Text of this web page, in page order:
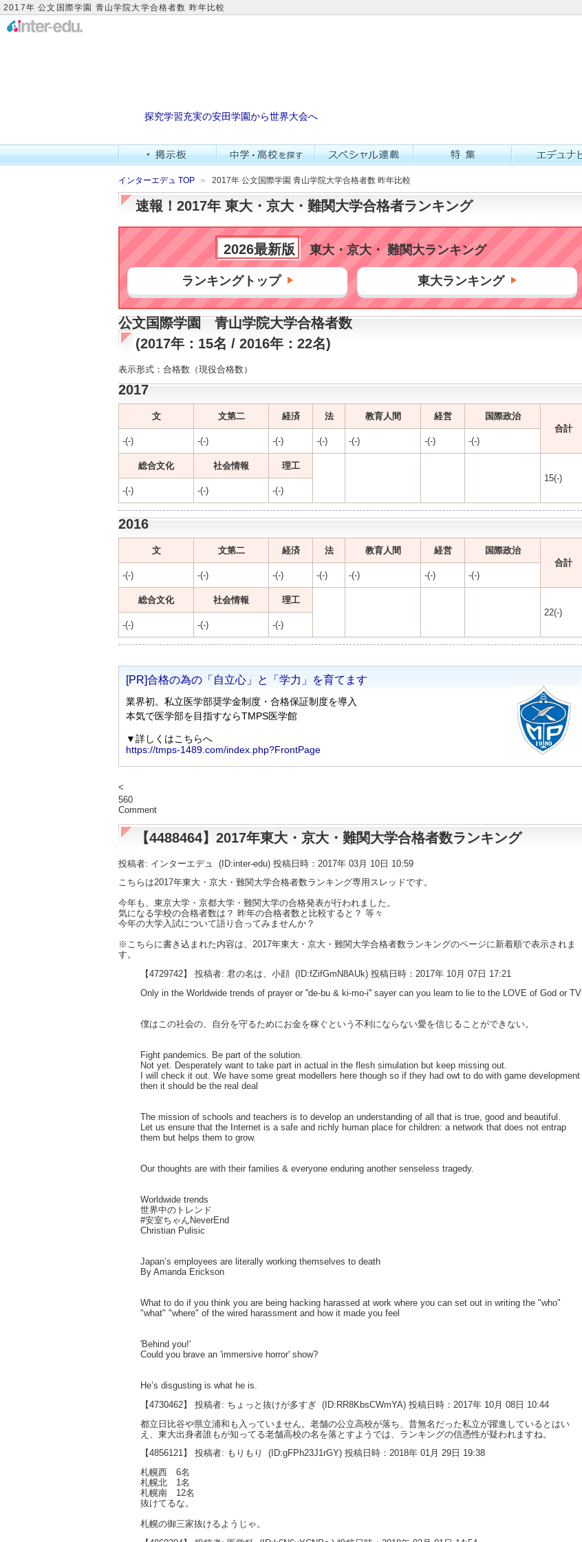
2017年 公文国際学園 青山学院大学合格者数 昨年比較
探究学習充実の安田学園から世界大会へ
インターエデュ TOP 2017年 公文国際学園 青山学院大学合格者数 昨年比較
速報！2017年 東大・京大・難関大学合格者ランキング
2026最新版 東大・京大・ 難関大ランキング
ランキングトップ 東大ランキング
公文国際学園 青山学院大学合格者数
(2017年：15名 / 2016年：22名)
表示形式：合格数（現役合格数）
2017
文 文第二 経済 法 教育人間 経営
国際政治
合計
-(-)
-(-) -(-) -(-) -(-) -(-) -(-)
総合文化 社会情報
理工
15(-)
-(-)
-(-) -(-)
2016
文 文第二 経済 法 教育人間 経営
国際政治
合計
-(-)
-(-) -(-) -(-) -(-) -(-) -(-)
総合文化 社会情報
理工
22(-)
-(-)
-(-) -(-)
<
560
Comment
【4488464】2017年東大・京大・難関大学合格者数ランキング
投稿者: インターエデュ
(ID:inter-edu) 投稿日時：2017年 03月 10日 10:59
こちらは2017年東大・京大・難関大学合格者数ランキング専用スレッドです。
今年も、東京大学・京都大学・難関大学の合格発表が行われました。
気になる学校の合格者数は？ 昨年の合格者数と比較すると？ 等々
今年の大学入試について語り合ってみませんか？
※こちらに書き込まれた内容は、2017年東大・京大・難関大学合格者数ランキングのページに新着順で表示されま
す。
【4729742】 投稿者: 君の名は、小顔 (ID:fZifGmN8AUk) 投稿日時：2017年 10月 07日 17:21
Only in the Worldwide trends of prayer or ''de-bu & ki-mo-i'' sayer can you learn to lie to the LOVE of God or TV
僕はこの社会の、自分を守るためにお金を稼ぐという不利にならない愛を信じることができない。
Fight pandemics. Be part of the solution.
Not yet. Desperately want to take part in actual in the flesh simulation but keep missing out.
I will check it out. We have some great modellers here though so if they had owt to do with game development
then it should be the real deal
The mission of schools and teachers is to develop an understanding of all that is true, good and beautiful.
Let us ensure that the Internet is a safe and richly human place for children: a network that does not entrap
them but helps them to grow.
Our thoughts are with their families & everyone enduring another senseless tragedy.
Worldwide trends
世界中のトレンド
#安室ちゃんNeverEnd
Christian Pulisic
Japan’s employees are literally working themselves to death
By Amanda Erickson
What to do if you think you are being hacking harassed at work where you can set out in writing the "who"
"what" "where" of the wired harassment and how it made you feel
'Behind you!'
Could you brave an 'immersive horror' show?
He’s disgusting is what he is.
【4730462】 投稿者: ちょっと抜けが多すぎ (ID:RR8KbsCWmYA) 投稿日時：2017年 10月 08日 10:44
都立日比谷や県立浦和も入っていません。老舗の公立高校が落ち、昔無名だった私立が躍進しているとはい
え、東大出身者誰もが知ってる老舗高校の名を落とすようでは、ランキングの信憑性が疑われますね。
【4856121】 投稿者: もりもり
(ID:gFPh23J1rGY) 投稿日時：2018年 01月 29日 19:38
札幌西 6名
札幌北 1名
札幌南 12名
抜けてるな。
札幌の御三家抜けるようじゃ。